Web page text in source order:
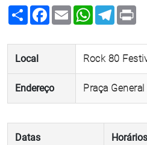
Share Facebook
Email WhatsApp
Telegram
Local Rock 80
Endereço Praça
Datas Horários